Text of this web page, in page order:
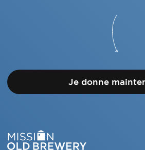
Je donne